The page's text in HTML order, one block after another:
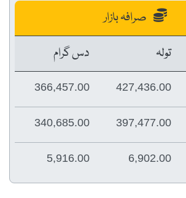
صرافہ بازار
تولہ
دس گرام
427,436.00
366,457.00
397,477.00
340,685.00
6,902.00
5,916.00